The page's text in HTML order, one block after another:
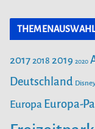
e
n
c
o
o
s
t
g
r
m
u
T
b
e
2017 2018 2019 2020
Deutschland
Europa Europa-